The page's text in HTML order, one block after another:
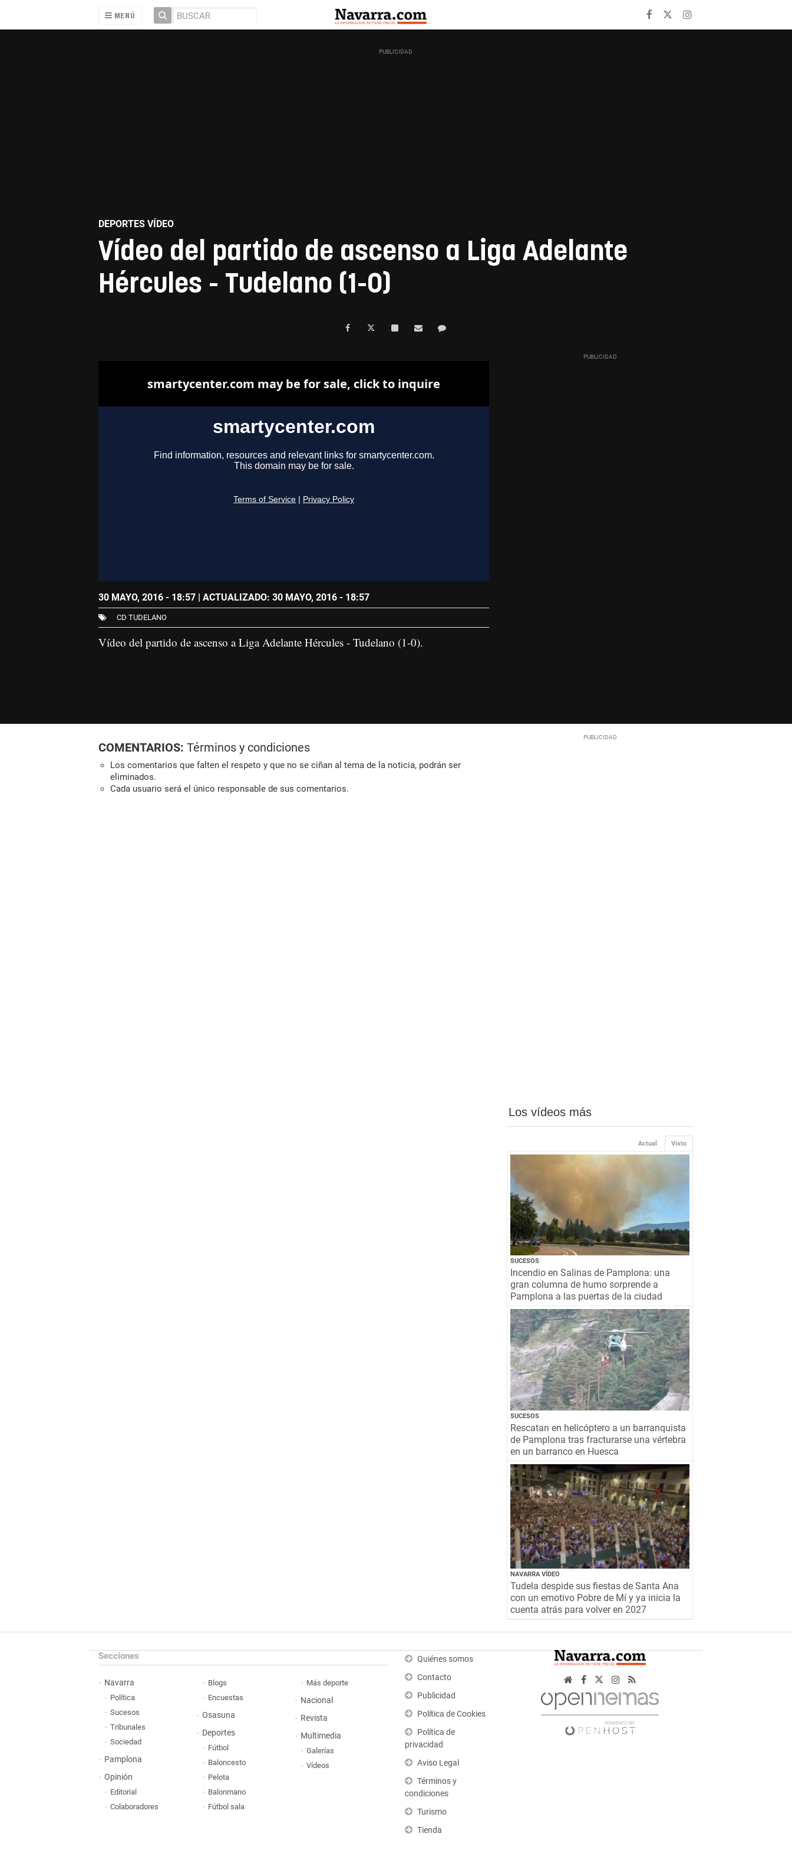
MENÚ
DEPORTES VÍDEO
Vídeo del partido de ascenso a Liga Adelante
Hércules - Tudelano (1-0)
30 MAYO, 2016 - 18:57| ACTUALIZADO: 30 MAYO, 2016 - 18:57
CD TUDELANO
Vídeo del partido de ascenso a Liga Adelante Hércules - Tudelano (1-0).
COMENTARIOS: Términos y condiciones
Los comentarios que falten el respeto y que no se ciñan al tema de la noticia, podrán ser
eliminados.
Cada usuario será el único responsable de sus comentarios.
Los vídeos más
Visto
Actual
SUCESOS
Incendio en Salinas de Pamplona: una
gran columna de humo sorprende a
Pamplona a las puertas de la ciudad
SUCESOS
Rescatan en helicóptero a un barranquista
de Pamplona tras fracturarse una vértebra
en un barranco en Huesca
NAVARRA VÍDEO
Tudela despide sus fiestas de Santa Ana
con un emotivo Pobre de Mí y ya inicia la
cuenta atrás para volver en 2027
Secciones
Navarra
Política
Sucesos
Tribunales
Sociedad
Pamplona
Opinión
Editorial
Colaboradores
Blogs
Encuestas
Osasuna
Deportes
Fútbol
Baloncesto
Pelota
Balonmano
Fútbol sala
Más deporte
Nacional
Revista
Multimedia
Galerías
Vídeos
Quiénes somos
Contacto
Publicidad
Política de Cookies
Política de
privacidad
Aviso Legal
Términos y
condiciones
Turismo
Tienda